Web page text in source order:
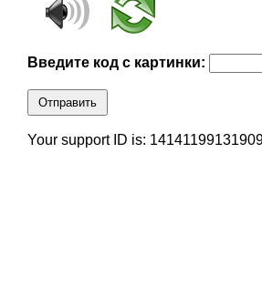
Введите код с картинки:
Отправить
Your support ID is: